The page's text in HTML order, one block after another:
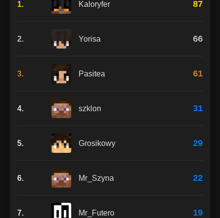
1. Kaloryfer 87
2. Yorisa 66
3. Pasitea 61
4. szklon 31
5. Grosikowy 29
6. Mr_Szyna 22
7. Mr_Futero 19